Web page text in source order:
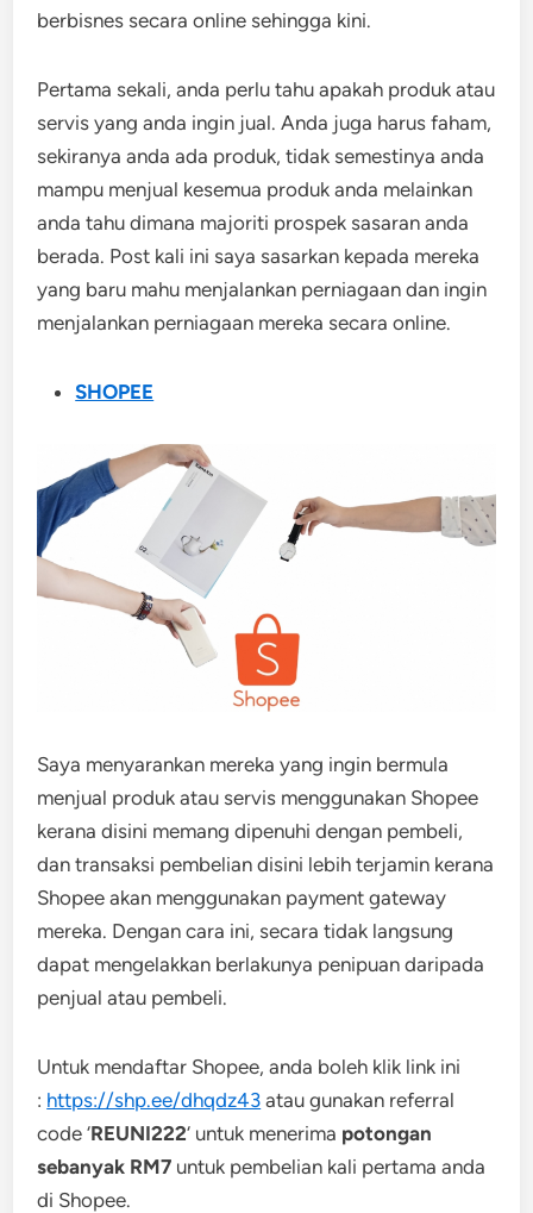
berbisnes secara online sehingga kini.
Pertama sekali, anda perlu tahu apakah produk atau
servis yang anda ingin jual. Anda juga harus faham,
sekiranya anda ada produk, tidak semestinya anda
mampu menjual kesemua produk anda melainkan
anda tahu dimana majoriti prospek sasaran anda
berada. Post kali ini saya sasarkan kepada mereka
yang baru mahu menjalankan perniagaan dan ingin
menjalankan perniagaan mereka secara online.
SHOPEE
Saya menyarankan mereka yang ingin bermula
menjual produk atau servis menggunakan Shopee
kerana disini memang dipenuhi dengan pembeli,
dan transaksi pembelian disini lebih terjamin kerana
Shopee akan menggunakan payment gateway
mereka. Dengan cara ini, secara tidak langsung
dapat mengelakkan berlakunya penipuan daripada
penjual atau pembeli.
Untuk mendaftar Shopee, anda boleh klik link ini
: https://shp.ee/dhqdz43 atau gunakan referral
code ‘REUNI222‘ untuk menerima potongan
sebanyak RM7 untuk pembelian kali pertama anda
di Shopee.